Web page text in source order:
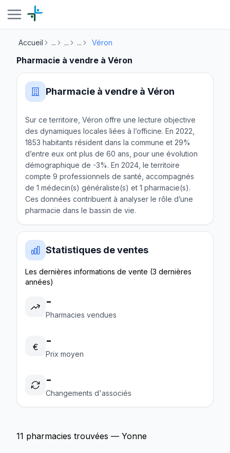
Accueil ... ... ... Véron
Pharmacie à vendre à Véron
Pharmacie à vendre à Véron
Sur ce territoire, Véron offre une lecture objective
des dynamiques locales liées à l’officine. En 2022,
1853 habitants résident dans la commune et 29%
d’entre eux ont plus de 60 ans, pour une évolution
démographique de -3%. En 2024, le territoire
compte 9 professionnels de santé, accompagnés
de 1 médecin(s) généraliste(s) et 1 pharmacie(s).
Ces données contribuent à analyser le rôle d’une
pharmacie dans le bassin de vie.
Statistiques de ventes
Les dernières informations de vente (3 dernières
années)
-
Pharmacies vendues
€ -
Prix moyen
-
Changements d'associés
11 pharmacies trouvées — Yonne